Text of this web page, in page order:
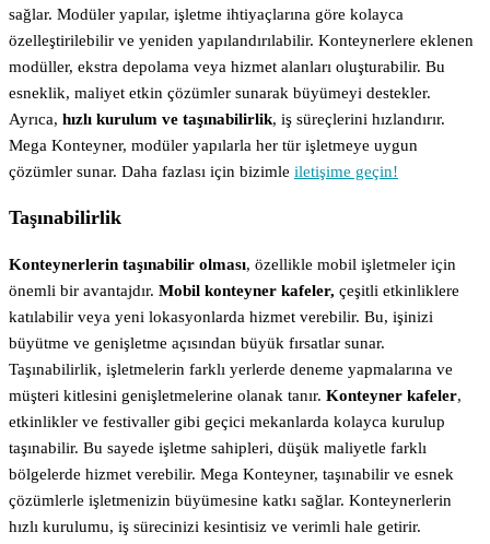
sağlar. Modüler yapılar, işletme ihtiyaçlarına göre kolayca
özelleştirilebilir ve yeniden yapılandırılabilir. Konteynerlere eklenen
modüller, ekstra depolama veya hizmet alanları oluşturabilir. Bu
esneklik, maliyet etkin çözümler sunarak büyümeyi destekler.
Ayrıca, hızlı kurulum ve taşınabilirlik, iş süreçlerini hızlandırır.
Mega Konteyner, modüler yapılarla her tür işletmeye uygun
çözümler sunar. Daha fazlası için bizimle iletişime geçin!
Taşınabilirlik
Konteynerlerin taşınabilir olması, özellikle mobil işletmeler için
önemli bir avantajdır. Mobil konteyner kafeler, çeşitli etkinliklere
katılabilir veya yeni lokasyonlarda hizmet verebilir. Bu, işinizi
büyütme ve genişletme açısından büyük fırsatlar sunar.
Taşınabilirlik, işletmelerin farklı yerlerde deneme yapmalarına ve
müşteri kitlesini genişletmelerine olanak tanır. Konteyner kafeler,
etkinlikler ve festivaller gibi geçici mekanlarda kolayca kurulup
taşınabilir. Bu sayede işletme sahipleri, düşük maliyetle farklı
bölgelerde hizmet verebilir. Mega Konteyner, taşınabilir ve esnek
çözümlerle işletmenizin büyümesine katkı sağlar. Konteynerlerin
hızlı kurulumu, iş sürecinizi kesintisiz ve verimli hale getirir.